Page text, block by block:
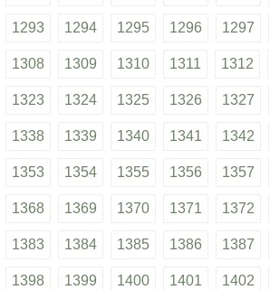
1293 1294 1295 1296 1297
1308 1309 1310 1311 1312
1323 1324 1325 1326 1327
1338 1339 1340 1341 1342
1353 1354 1355 1356 1357
1368 1369 1370 1371 1372
1383 1384 1385 1386 1387
1398 1399 1400 1401 1402